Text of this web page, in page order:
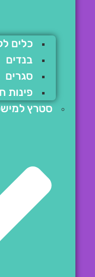
כלים
בנדים
סגרים
פינות
סטרץ